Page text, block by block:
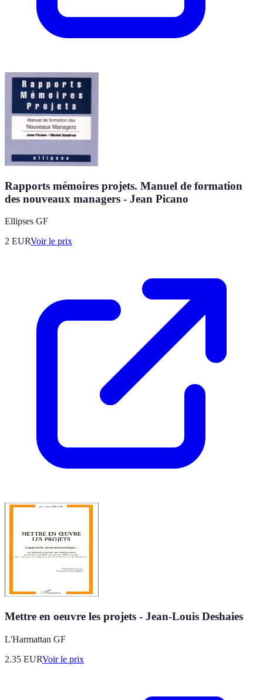
Rapports mémoires projets. Manuel de formation
des nouveaux managers - Jean Picano
Ellipses GF
2 EURVoir le prix
Mettre en oeuvre les projets - Jean-Louis Deshaies
L'Harmattan GF
2.35 EURVoir le prix